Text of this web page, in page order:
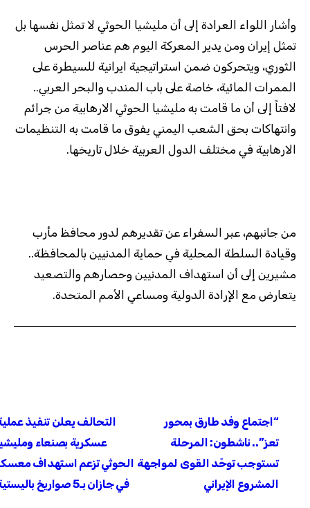
وأشار اللواء العرادة إلى أن مليشيا الحوثي لا تمثل نفسها بل
تمثل إيران ومن يدير المعركة اليوم هم عناصر الحرس
الثوري، ويتحركون ضمن استراتيجية ايرانية للسيطرة على
الممرات المائية، خاصة على باب المندب والبحر العربي..
لافتاً إلى أن ما قامت به مليشيا الحوثي الارهابية من جرائم
وانتهاكات بحق الشعب اليمني يفوق ما قامت به التنظيمات
الارهابية في مختلف الدول العربية خلال تاريخها.
من جانبهم، عبر السفراء عن تقديرهم لدور محافظ مأرب
وقيادة السلطة المحلية في حماية المدنيين بالمحافظة..
مشيرين إلى أن استهداف المدنيين وحصارهم والتصعيد
يتعارض مع الإرادة الدولية ومساعي الأمم المتحدة.
المقالات
“اجتماع وفد طارق بمحور
تعز”.. ناشطون: المرحلة
تستوجب توحّد القوى لمواجهة
المشروع الإيراني
التحالف يعلن تنفيذ
عسكرية بصنعاء
الحوثي تزعم استهداف
في جازان بـ5 صواريخ باليستية